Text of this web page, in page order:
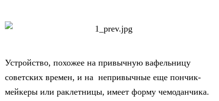
Устройство, похожее на привычную вафельницу
советских времен, и на непривычные еще пончик-
мейкеры или раклетницы, имеет форму чемоданчика.